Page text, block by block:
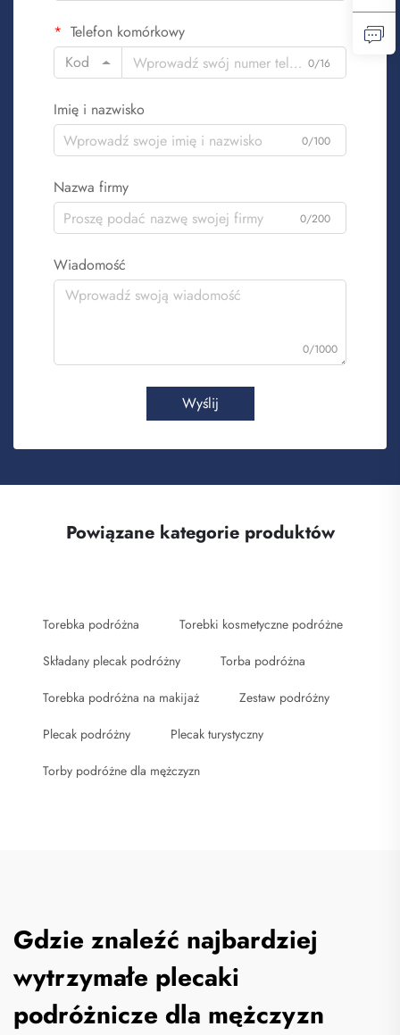
Telefon komórkowy
Kod
0/16
Imię i nazwisko
0/100
Nazwa firmy
0/200
Wiadomość
0/1000
Wyślij
Powiązane kategorie produktów
Torebka podróżna Torebki kosmetyczne podróżne
Składany plecak podróżny Torba podróżna
Torebka podróżna na makijaż Zestaw podróżny
Plecak podróżny Plecak turystyczny
Torby podróżne dla mężczyzn
Gdzie znaleźć najbardziej
wytrzymałe plecaki
podróżnicze dla mężczyzn